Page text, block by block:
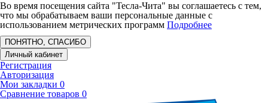
Во время посещения сайта "Тесла-Чита" вы соглашаетесь с тем,
что мы обрабатываем ваши персональные данные с
использованием метрических программ Подробнее
ПОНЯТНО, СПАСИБО
Личный кабинет
Регистрация
Авторизация
Мои закладки 0
Сравнение товаров 0